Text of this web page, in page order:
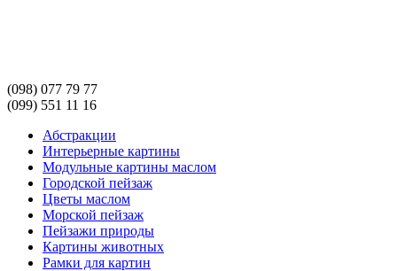
(098) 077 79 77
(099) 551 11 16
Абстракции
Интерьерные картины
Модульные картины маслом
Городской пейзаж
Цветы маслом
Морской пейзаж
Пейзажи природы
Картины животных
Рамки для картин